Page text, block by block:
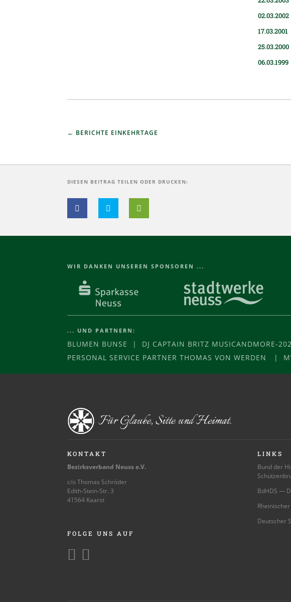
02.03.2002
17.03.2001
25.03.2000
06.03.1999
BERICHTE EINKEHRTAGE
DIESEN BEITRAG TEILEN ODER DRUCKEN:
WIR DANKEN UNSEREN SPONSOREN ...
... UND PARTNERN:
BLUMEN BUNSE | DJ CAPTAIN BRITZ MUSICANDMORE-
PERSONAL SERVICE PARTNER THOMAS VON WERDEN
KONTAKT
Bezirksverband Neuss e.V.
c/o Thomas Schröder
Edith-Stein-Str. 3
41564 Kaarst
FOLGE UNS AUF
 
LINKS
Bund der
BdHDS —
Deutscher